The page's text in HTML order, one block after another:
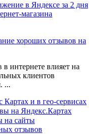
в Яндексе за 2 дня
магазина
хороших отзывов на
интернете влияет на
клиентов
...
Картах и в гео-сервисах
на Яндекс.Картах
на сайты
отзывов